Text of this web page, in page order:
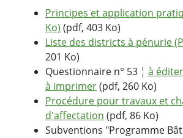
Principes et application
Ko) (pdf, 403 Ko)
Liste des districts à pénurie
201 Ko)
Questionnaire n° 53 ¦ à éditer
à imprimer(pdf, 260 Ko)
Procédure pour travaux et
d'affectation (pdf, 86 Ko)
Subventions "Programme